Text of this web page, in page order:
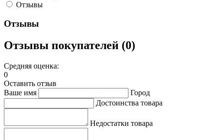
Отзывы
Отзывы
Отзывы покупателей (0)
Средняя оценка:
0
Оставить отзыв
Ваше имя
Город
Достоинства товара
Недостатки товара